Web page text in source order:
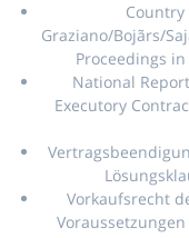
Graziano/Bojãrs/
Proceedings
National
Executory
Vorkaufsrecht